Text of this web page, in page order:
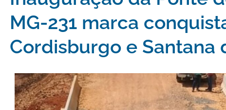
MG-231 marca
Cordisburgo e Santana